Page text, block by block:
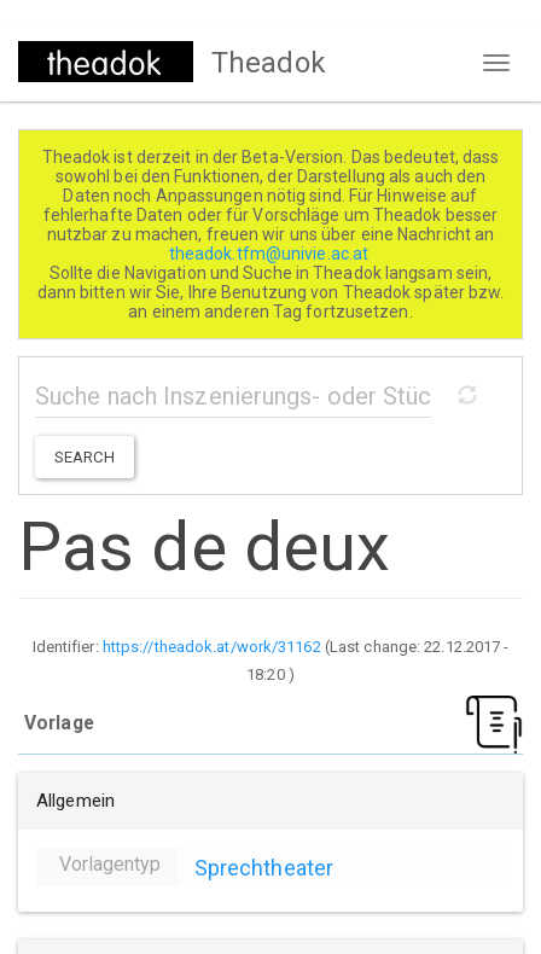
Direkt
Theadok
Theadok ist derzeit in der Beta-Version. Das bedeutet, dass
sowohl bei den Funktionen, der Darstellung als auch den
Daten noch Anpassungen nötig sind. Für Hinweise auf
fehlerhafte Daten oder für Vorschläge um Theadok besser
nutzbar zu machen, freuen wir uns über eine Nachricht an
theadok.tfm@univie.ac.at
Sollte die Navigation und Suche in Theadok langsam sein,
dann bitten wir Sie, Ihre Benutzung von Theadok später bzw.
an einem anderen Tag fortzusetzen.
SEARCH
Pas de deux
Identifier: https://theadok.at/work/31162 (Last change:22.12.2017 -
18:20)
Vorlage
Allgemein
Vorlagentyp Sprechtheater